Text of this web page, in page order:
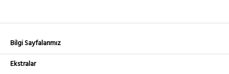
Bilgi Sayfalarımız
Ekstralar